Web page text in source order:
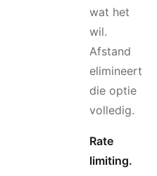
wat het
wil.
Afstand
elimineert
die optie
volledig.
Rate
limiting.